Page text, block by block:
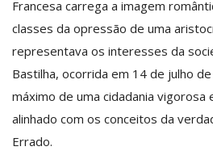
Francesa carrega a imagem
classes da opressão de uma
representava os interesses da
Bastilha, ocorrida em 14 de julho
máximo de uma cidadania vigorosa
alinhado com os conceitos da
Errado.